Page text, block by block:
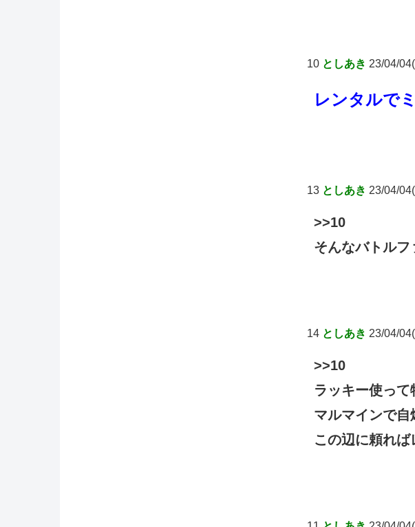
10 としあき 23/04/
レンタルで
13 としあき 23/04/
>>10
そんなバトル
14 としあき 23/04/
>>10
ラッキー使っ
マルマインで自
この辺に頼れ